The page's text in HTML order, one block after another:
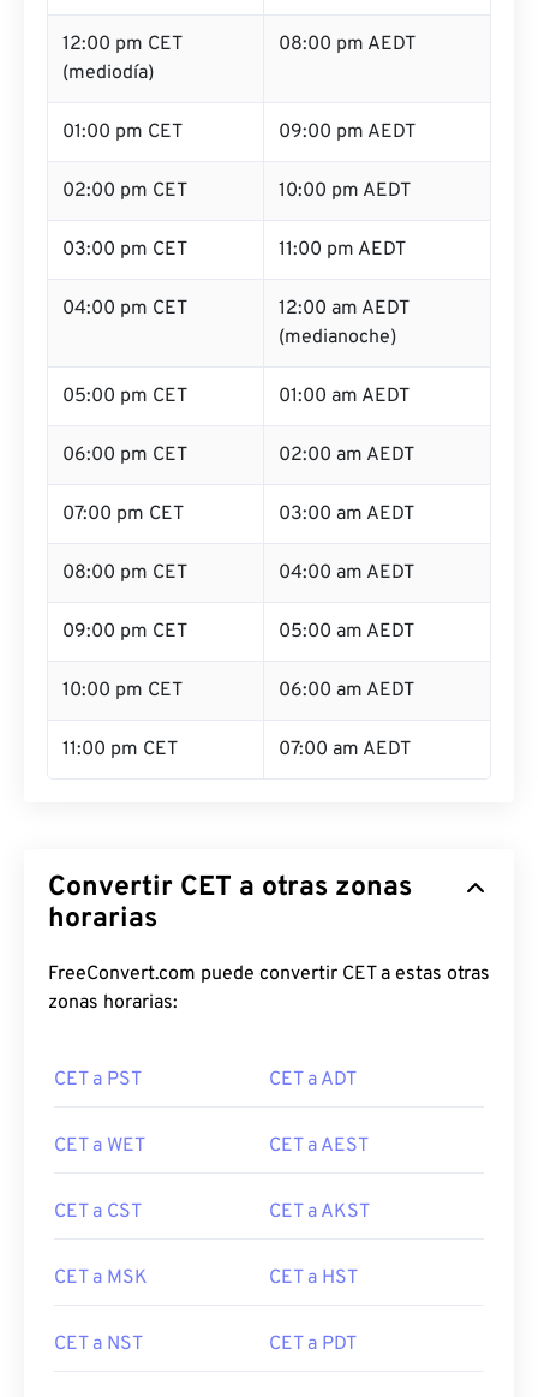
12:00 pm CET
(mediodía)
08:00 pm AEDT
01:00 pm CET 09:00 pm AEDT
02:00 pm CET 10:00 pm AEDT
03:00 pm CET 11:00 pm AEDT
04:00 pm CET
12:00 am AEDT
(medianoche)
05:00 pm CET 01:00 am AEDT
06:00 pm CET 02:00 am AEDT
07:00 pm CET 03:00 am AEDT
08:00 pm CET 04:00 am AEDT
09:00 pm CET 05:00 am AEDT
10:00 pm CET 06:00 am AEDT
11:00 pm CET 07:00 am AEDT
Convertir CET a otras zonas
horarias
FreeConvert.com puede convertir CET a estas otras
zonas horarias:
CET a PST CET a ADT
CET a WET CET a AEST
CET a CST CET a AKST
CET a MSK CET a HST
CET a NST CET a PDT